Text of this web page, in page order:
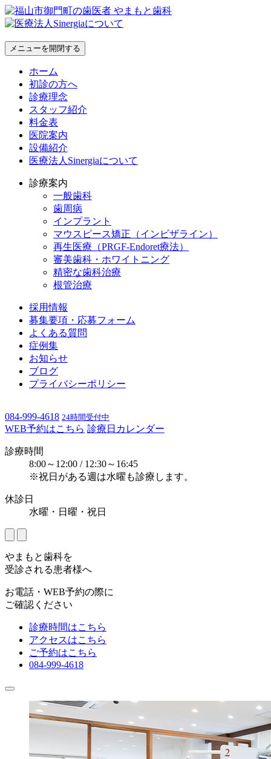
メニューを開閉する
ホーム
初診の方へ
診療理念
スタッフ紹介
料金表
医院案内
設備紹介
医療法人Sinergiaについて
診療案内
一般歯科
歯周病
インプラント
マウスピース矯正（インビザライン）
再生医療（PRGF-Endoret療法）
審美歯科・ホワイトニング
精密な歯科治療
根管治療
採用情報
募集要項・応募フォーム
よくある質問
症例集
お知らせ
ブログ
プライバシーポリシー
084-999-4618 24時間受付中
WEB予約はこちら 診療日カレンダー
診療時間
8:00～12:00 / 12:30～16:45
※祝日がある週は水曜も診療します。
休診日
水曜・日曜・祝日
やまもと歯科を
受診される患者様へ
お電話・WEB予約の際に
ご確認ください
診療時間はこちら
アクセスはこちら
ご予約はこちら
084-999-4618